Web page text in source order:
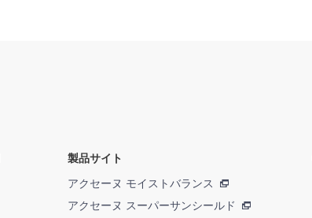
製品サイト
アクセーヌ モイストバランス
アクセーヌ スーパーサンシールド